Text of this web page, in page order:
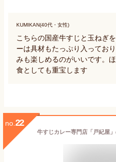
KUMIKAN(40代・女性)
こちらの国産牛すじと玉ねぎ
ーは具材もたっぷり入ってお
みも楽しめるのがいいです。
食としても重宝します
no. 22
牛すじカレー専門店「戸紀屋